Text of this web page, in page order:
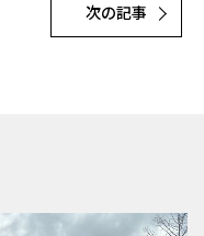
次の記事